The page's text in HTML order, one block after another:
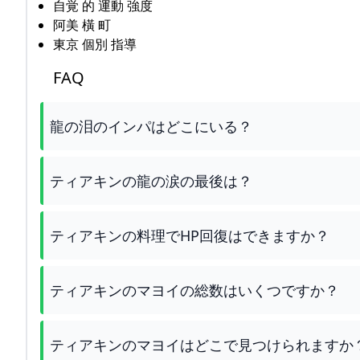
自覚 的 運動 強度
阿美 橫 町
東京 個別 指導
FAQ
龍の泪のインパはどこにいる？
ティアキンの龍の涙の最後は？
ティアキンの料理でHP回復はできますか？
ティアキンのマヨイの総数はいくつですか？
ティアキンのマヨイはどこで見つけられますか